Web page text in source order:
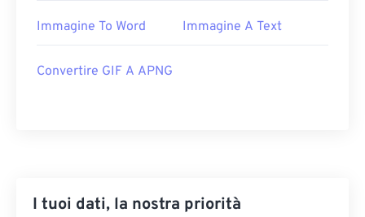
Immagine To Word Immagine A Text
Convertire GIF A APNG
I tuoi dati, la nostra priorità